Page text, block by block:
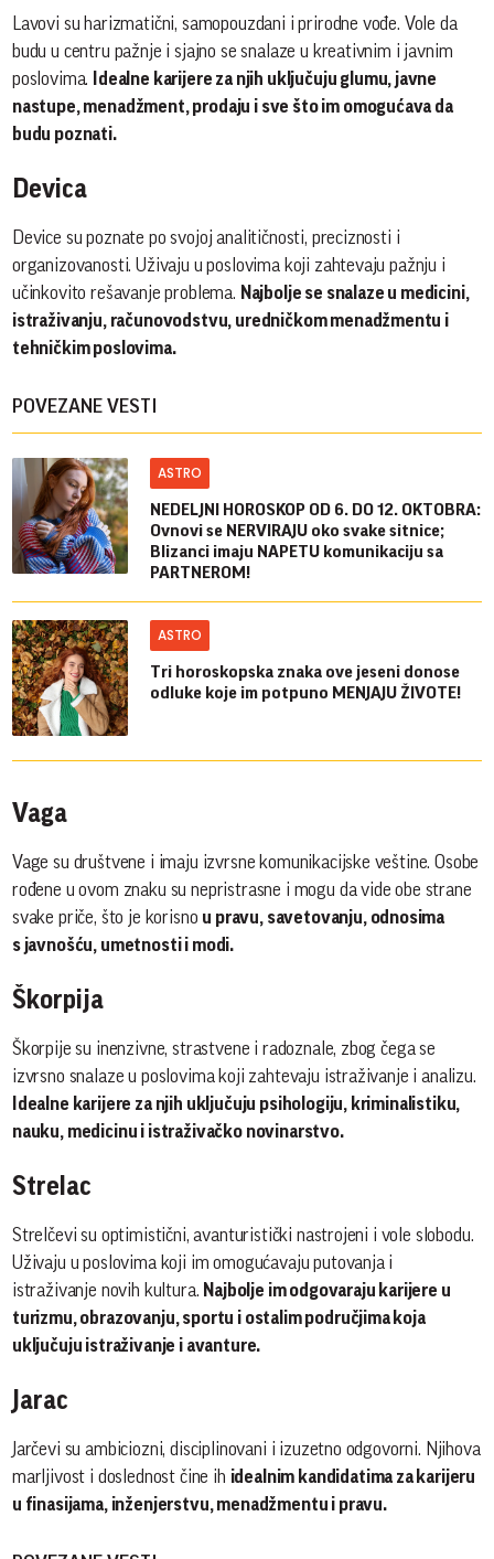
Lavovi su harizmatični, samopouzdani i prirodne vođe. Vole da
budu u centru pažnje i sjajno se snalaze u kreativnim i javnim
poslovima.
Idealne karijere za njih uključuju glumu, javne
nastupe, menadžment, prodaju i sve što im omogućava da
budu poznati.
Devica
Device su poznate po svojoj analitičnosti, preciznosti i
organizovanosti. Uživaju u poslovima koji zahtevaju pažnju i
učinkovito rešavanje problema. Najbolje se snalaze u medicini,
istraživanju, računovodstvu, uredničkom menadžmentu i
tehničkim poslovima.
POVEZANE VESTI
ASTRO
NEDELJNI HOROSKOP OD 6. DO 12. OKTOBRA:
Ovnovi se NERVIRAJU oko svake sitnice;
Blizanci imaju NAPETU komunikaciju sa
PARTNEROM!
ASTRO
Tri horoskopska znaka ove jeseni donose
odluke koje im potpuno MENJAJU ŽIVOTE!
Vaga
Vage su društvene i imaju izvrsne komunikacijske veštine. Osobe
rođene u ovom znaku su nepristrasne i mogu da vide obe strane
svake priče, što je korisno u pravu, savetovanju, odnosima
s javnošću, umetnosti i modi.
Škorpija
Škorpije su inenzivne, strastvene i radoznale, zbog čega se
izvrsno snalaze u poslovima koji zahtevaju istraživanje i analizu.
Idealne karijere za njih uključuju psihologiju, kriminalistiku,
nauku, medicinu i istraživačko novinarstvo.
Strelac
Strelčevi su optimistični, avanturistički nastrojeni i vole slobodu.
Uživaju u poslovima koji im omogućavaju putovanja i
istraživanje novih kultura. Najbolje im odgovaraju karijere u
turizmu, obrazovanju, sportu i ostalim područjima koja
uključuju istraživanje i avanture.
Jarac
Jarčevi su ambiciozni, disciplinovani i izuzetno odgovorni. Njihova
marljivost i doslednost čine ih idealnim kandidatima za karijeru
u finasijama, inženjerstvu, menadžmentu i pravu.